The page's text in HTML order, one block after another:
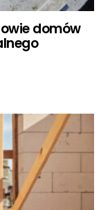
domów